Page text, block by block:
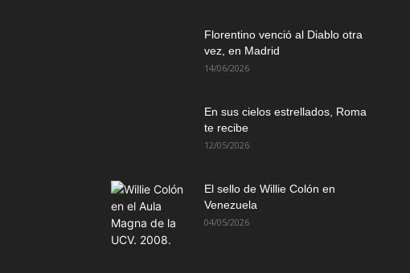
Florentino venció al Diablo otra
vez, en Madrid
14/06/2026
En sus cielos estrellados, Roma
te recibe
12/05/2026
El sello de Willie Colón en
Venezuela
04/05/2026